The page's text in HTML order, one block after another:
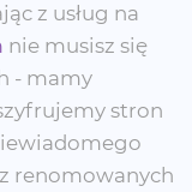
z usług na
nie musisz się
- mamy
stron
renomowanych